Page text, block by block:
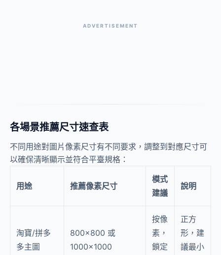
ADVERTISEMENT
各場景推薦尺寸速查表
不同用途對圖片像素尺寸有不同要求，調整到對應尺寸可
以確保清晰顯示並符合平臺規格：
用途 推薦像素尺寸
模式
建議
說明
淘寶/拼多
多主圖
800×800 或
1000×1000
按像
素，
鎖定
正方
形，建
議最小